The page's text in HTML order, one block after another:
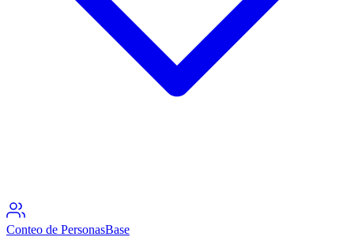
Conteo de PersonasBase